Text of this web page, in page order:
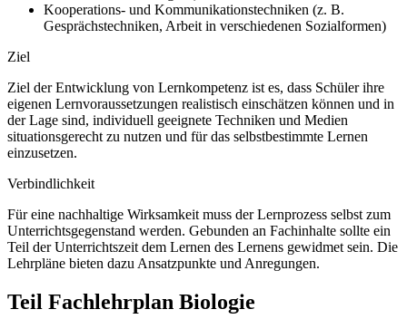
Kooperations- und Kommunikationstechniken (z. B.
Gesprächstechniken, Arbeit in verschiedenen Sozialformen)
Ziel
Ziel der Entwicklung von Lernkompetenz ist es, dass Schüler ihre
eigenen Lernvoraussetzungen realistisch einschätzen können und in
der Lage sind, individuell geeignete Techniken und Medien
situationsgerecht zu nutzen und für das selbstbestimmte Lernen
einzusetzen.
Verbindlichkeit
Für eine nachhaltige Wirksamkeit muss der Lernprozess selbst zum
Unterrichtsgegenstand werden. Gebunden an Fachinhalte sollte ein
Teil der Unterrichtszeit dem Lernen des Lernens gewidmet sein. Die
Lehrpläne bieten dazu Ansatzpunkte und Anregungen.
Teil Fachlehrplan Biologie